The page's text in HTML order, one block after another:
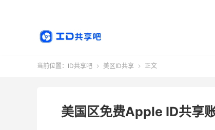
当前位置： ID共享吧  美区ID共享  正文
美国区免费Apple ID共享